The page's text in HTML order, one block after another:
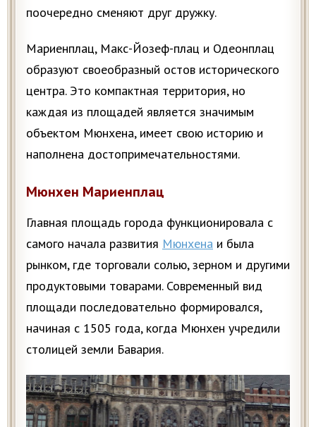
поочередно сменяют друг дружку.
Мариенплац, Макс-Йозеф-плац и Одеонплац
образуют своеобразный остов исторического
центра. Это компактная территория, но
каждая из площадей является значимым
объектом Мюнхена, имеет свою историю и
наполнена достопримечательностями.
Мюнхен Мариенплац
Главная площадь города функционировала с
самого начала развития Мюнхена и была
рынком, где торговали солью, зерном и другими
продуктовыми товарами. Современный вид
площади последовательно формировался,
начиная с 1505 года, когда Мюнхен учредили
столицей земли Бавария.